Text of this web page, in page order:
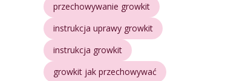
przechowywanie growkit
instrukcja uprawy growkit
instrukcja growkit
growkit jak przechowywać